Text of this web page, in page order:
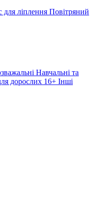
для ліплення Повітряний
Навчальні та
дорослих 16+ Інші